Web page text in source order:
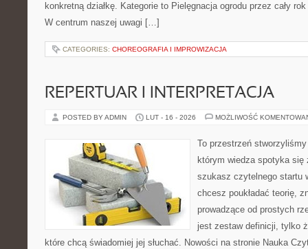
konkretną działkę. Kategorie to Pielęgnacja ogrodu przez cały
W centrum naszej uwagi […]
CATEGORIES: CHOREOGRAFIA I IMPROWIZACJA
REPERTUAR I INTERPRETACJA
POSTED BY ADMIN LUT - 16 - 2026 MOŻLIWOŚĆ
To przestrzeń
którym wiedza spotyka
szukasz czytelnego startu
chcesz poukładać teorię,
prowadzące od prostych
jest zestaw definicji, tylko
które chcą świadomiej jej słuchać. Nowości na stronie Nauka